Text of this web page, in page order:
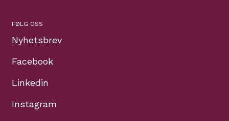
FØLG OSS
Nyhetsbrev
Facebook
Linkedin
Instagram